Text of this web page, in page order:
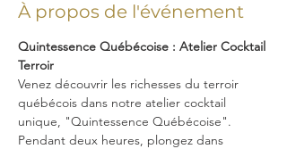
À propos de l'événement
Quintessence Québécoise : Atelier Cocktail
Terroir
Venez découvrir les richesses du terroir
québécois dans notre atelier cocktail
unique, "Quintessence Québécoise".
Pendant deux heures, plongez dans